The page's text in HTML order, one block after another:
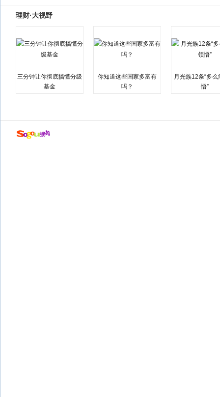
理财·大视野
三分钟让你彻底搞懂分级
基金
你知道这些国家多富有
吗？
月光族12条“多么
悟”